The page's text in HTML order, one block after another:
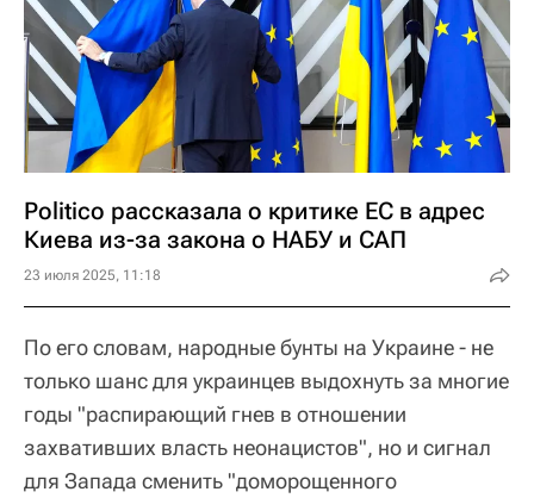
Politico рассказала о критике ЕС в адрес
Киева из-за закона о НАБУ и САП
23 июля 2025, 11:18
По его словам, народные бунты на Украине - не
только шанс для украинцев выдохнуть за многие
годы "распирающий гнев в отношении
захвативших власть неонацистов", но и сигнал
для Запада сменить "доморощенного